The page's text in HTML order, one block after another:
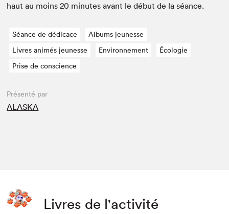
haut au moins20 min­utes avant le début de la séance.
Séance de dédicace
Albums jeunesse
Livres animés jeunesse
Environnement
Écologie
Prise de conscience
Présenté par
ALASKA
Livres de l'activité